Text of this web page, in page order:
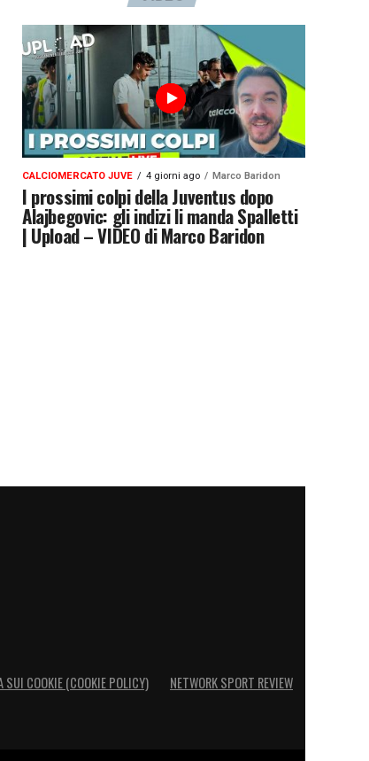
CALCIOMERCATO JUVE 4 giorni ago Marco Baridon
I prossimi colpi della Juventus dopo
Alajbegovic: gli indizi li manda Spalletti
| Upload – VIDEO di Marco Baridon
SUI COOKIE (COOKIE POLICY) NETWORK SPORT REVIEW